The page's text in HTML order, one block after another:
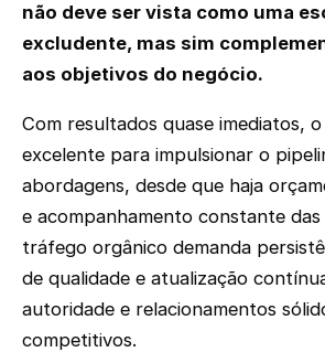
não deve ser vista como uma
excludente, mas sim
aos objetivos do negócio.
Com resultados quase imediatos,
excelente para impulsionar o
abordagens, desde que haja
e acompanhamento constante
tráfego orgânico demanda
de qualidade e atualização
autoridade e relacionamentos
competitivos.